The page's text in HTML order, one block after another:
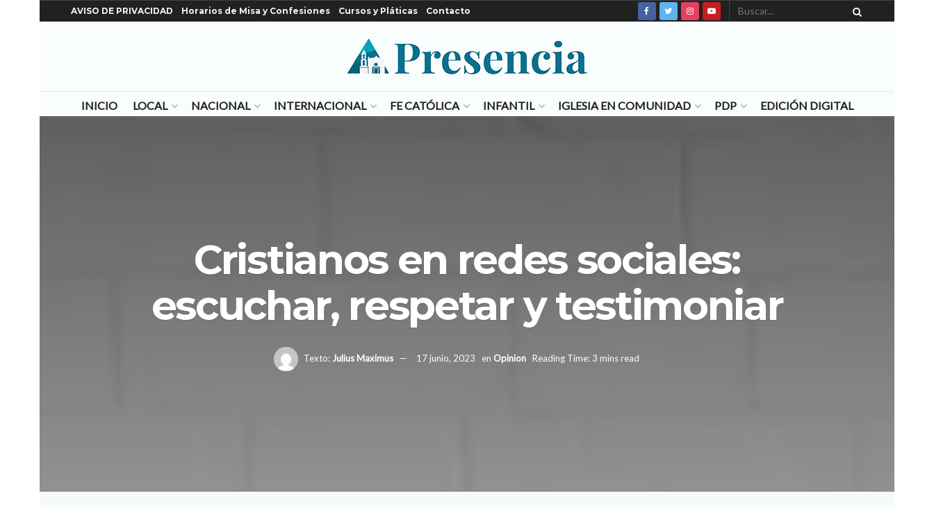
AVISO DE PRIVACIDAD Horarios de Misa y Confesiones Cursos y Pláticas Contacto
INICIO LOCAL NACIONAL INTERNACIONAL FE CATÓLICA INFANTIL IGLESIA EN COMUNIDAD PDP EDICIÓN DIGITAL
Cristianos en redes sociales:
escuchar, respetar y testimoniar
Texto: Julius Maximus 17 junio, 2023 en Opinion Reading Time: 3 mins read